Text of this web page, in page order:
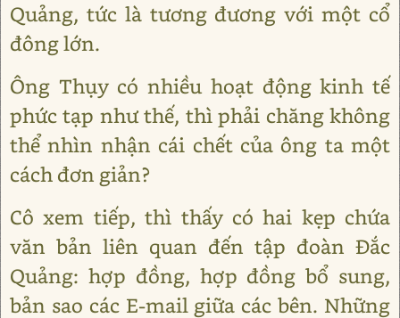
Quảng, tức là tương đương với một cổ
đông lớn.
Ông Thụy có nhiều hoạt động kinh tế
phức tạp như thế, thì phải chăng không
thể nhìn nhận cái chết của ông ta một
cách đơn giản?
Cô xem tiếp, thì thấy có hai kẹp chứa
văn bản liên quan đến tập đoàn Đắc
Quảng: hợp đồng, hợp đồng bổ sung,
bản sao các E-mail giữa các bên. Những